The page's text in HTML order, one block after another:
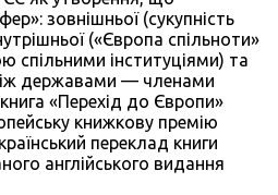
зовнішньої (сукупність
(«Європа спільноти»
спільними інституціями) та
державами — членами
«Перехід до Європи»
книжкову премію
переклад книги
англійського видання